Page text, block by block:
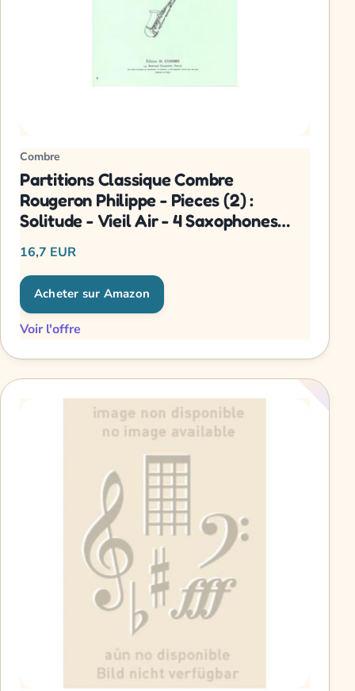
Combre
Partitions Classique Combre
Rougeron Philippe - Pieces (2) :
Solitude - Vieil Air - 4 Saxophones
16,7 EUR
Acheter sur Amazon
Voir l'offre